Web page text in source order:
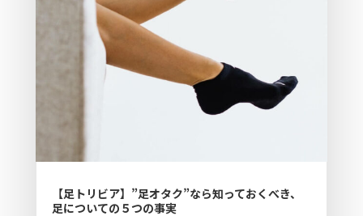
【足トリビア】”足オタク”なら知っておくべき、
足についての５つの事実